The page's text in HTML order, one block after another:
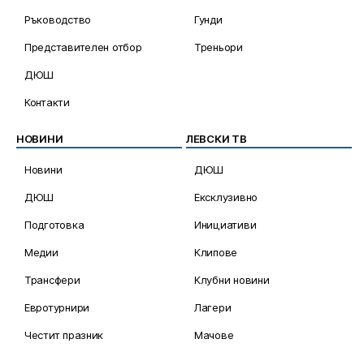
Ръководство
Представителен отбор
ДЮШ
Контакти
Гунди
Треньори
НОВИНИ
Новини
ДЮШ
Подготовка
Медии
Трансфери
Евротурнири
Честит празник
ЛЕВСКИ ТВ
ДЮШ
Ексклузивно
Инициативи
Клипове
Клубни новини
Лагери
Мачове